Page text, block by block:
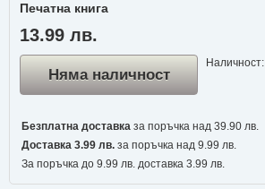
Печатна книга
13.99 лв.
Няма наличност
Наличност:
Безплатна доставказа поръчка над 39.90 лв.
Доставка 3.99 лв.за поръчка над 9.99 лв.
За поръчка до 9.99 лв. доставка 3.99 лв.